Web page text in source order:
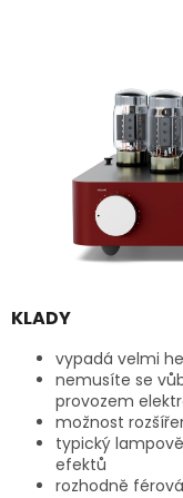
KLADY
vypadá velmi
nemusíte se
provozem
možnost
typický
efektů
rozhodně